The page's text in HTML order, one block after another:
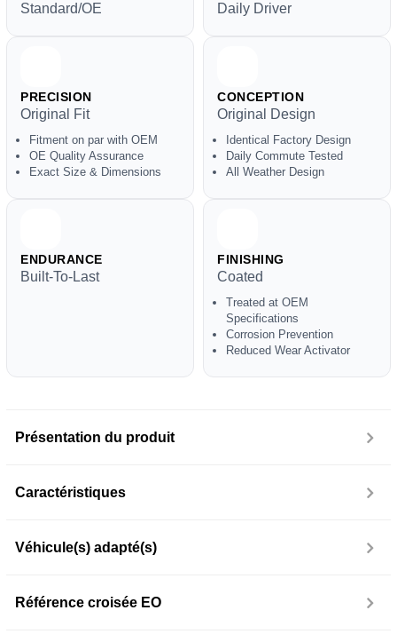
Standard/OE Daily Driver
PRECISION
Original Fit
Fitment on par with OEM
OE Quality Assurance
Exact Size & Dimensions
CONCEPTION
Original Design
Identical Factory Design
Daily Commute Tested
All Weather Design
ENDURANCE
Built-To-Last
FINISHING
Coated
Treated at OEM
Specifications
Corrosion Prevention
Reduced Wear Activator
Présentation du produit
Caractéristiques
Véhicule(s) adapté(s)
Référence croisée EO